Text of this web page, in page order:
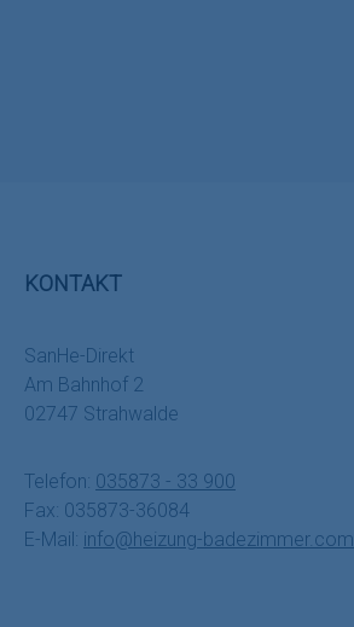
KONTAKT
SanHe-Direkt
Am Bahnhof 2
02747 Strahwalde
Telefon: 035873 - 33 900
Fax: 035873-36084
E-Mail: info@heizung-badezimmer.com